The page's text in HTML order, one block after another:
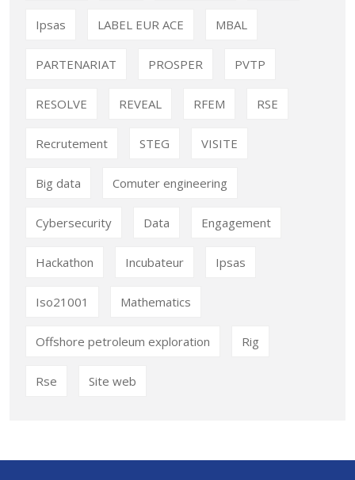
Ipsas LABEL EUR ACE MBAL
PARTENARIAT PROSPER PVTP
RESOLVE REVEAL RFEM RSE
Recrutement STEG VISITE
Big data Comuter engineering
Cybersecurity Data Engagement
Hackathon Incubateur Ipsas
Iso21001 Mathematics
Offshore petroleum exploration Rig
Rse Site web